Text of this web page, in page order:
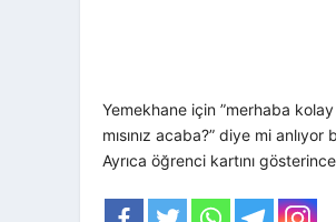
Yemekhane için ”merhaba
mısınız acaba?” diye mi
Ayrıca öğrenci kartını